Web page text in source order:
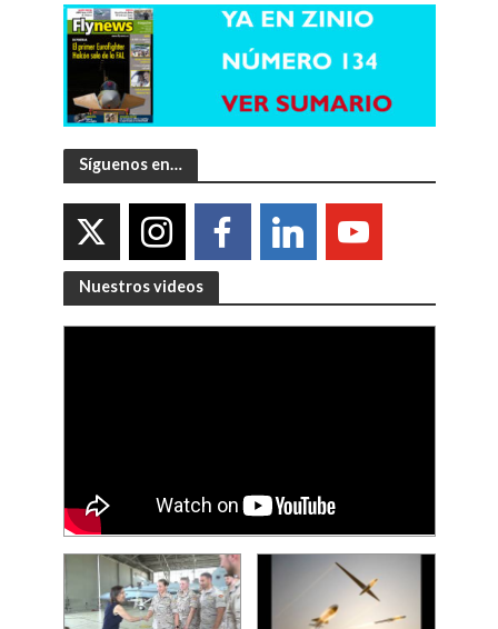
Síguenos en…
Nuestros videos